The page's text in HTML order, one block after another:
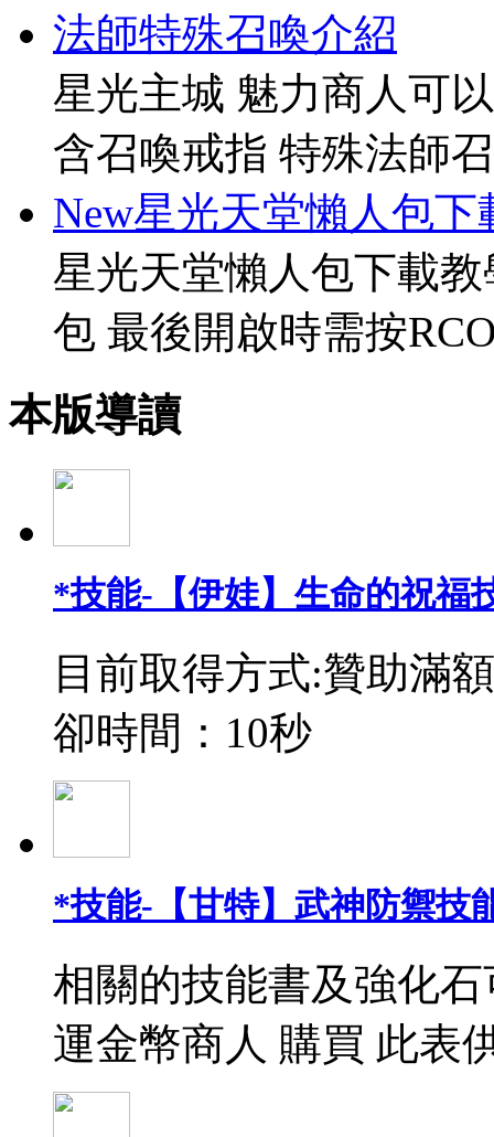
法師特殊召喚介紹
星光主城 魅力商人可
含召喚戒指 特殊法師
New星光天堂懶人包下
星光天堂懶人包下載
包 最後開啟時需按
本版導讀
*技能-【伊娃】生命的祝福
目前取得方式:贊助滿
卻時間：10秒
*技能-【甘特】武神防禦技
相關的技能書及強化
運金幣商人 購買 此表